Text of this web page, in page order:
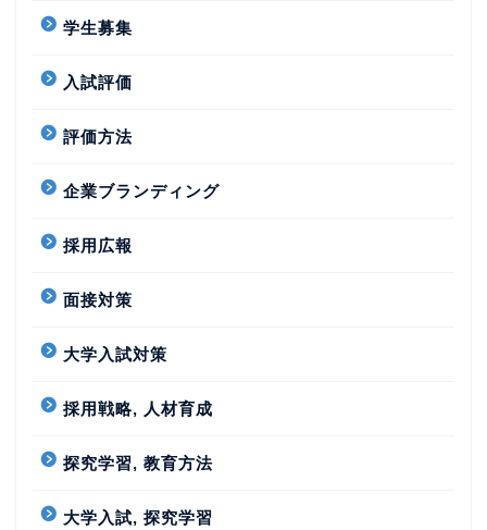
学生募集
入試評価
評価方法
企業ブランディング
採用広報
面接対策
大学入試対策
採用戦略, 人材育成
探究学習, 教育方法
大学入試, 探究学習